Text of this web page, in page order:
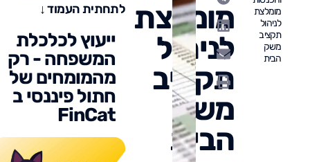
מומלצת
לניהול
תקציב
משק
הבית
מומלצת
לניהול
תקציב
משק
הבית
לתחתית העמוד ↓
ייעוץ לכלכלת
המשפחה - רק
מהמומחים של
חתול פיננסי ב
FinCat